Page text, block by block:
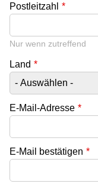
Postleitzahl *
Nur wenn zutreffend
Land *
E-Mail-Adresse *
E-Mail bestätigen *